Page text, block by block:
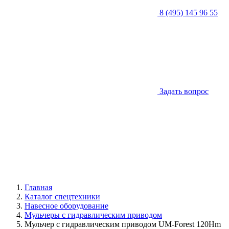
8 (495) 145 96 55
Задать вопрос
Главная
Каталог спецтехники
Навесное оборудование
Мульчеры с гидравлическим приводом
Мульчер с гидравлическим приводом UM-Forest 120Hm